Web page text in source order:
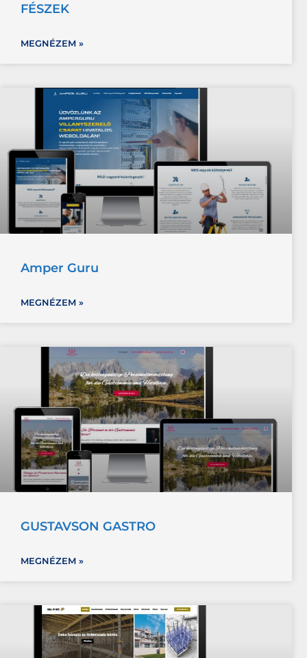
FÉSZEK
MEGNÉZEM »
Amper Guru
MEGNÉZEM »
GUSTAVSON GASTRO
MEGNÉZEM »